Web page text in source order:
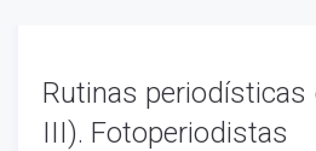
Rutinas periodísticas
III). Fotoperiodistas